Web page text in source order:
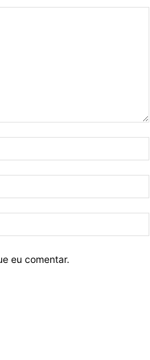
eu comentar.